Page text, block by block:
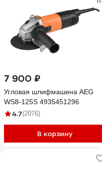
7 900 ₽
Угловая шлифмашина AEG
WS8-125S 4935451296
4.7(2076)
В корзину